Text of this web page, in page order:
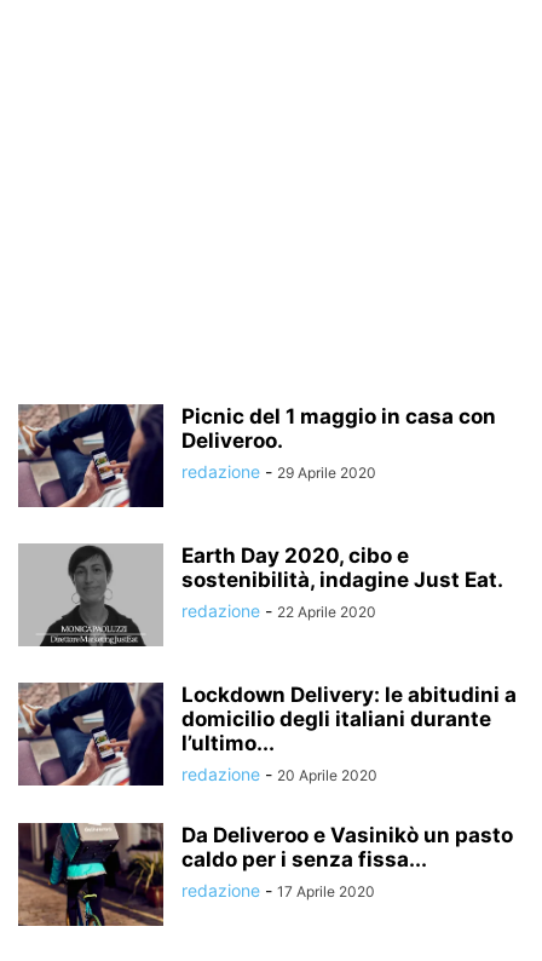
Picnic del 1 maggio in casa con
Deliveroo.
redazione - 29 Aprile 2020
Earth Day 2020, cibo e
sostenibilità, indagine Just Eat.
redazione - 22 Aprile 2020
Lockdown Delivery: le abitudini a
domicilio degli italiani durante
l’ultimo...
redazione - 20 Aprile 2020
Da Deliveroo e Vasinikò un pasto
caldo per i senza fissa...
redazione - 17 Aprile 2020